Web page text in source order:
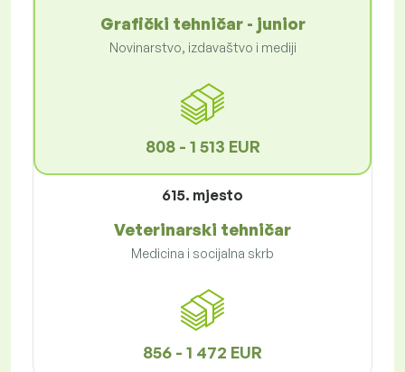
Grafički tehničar - junior
Novinarstvo, izdavaštvo i mediji
808 - 1 513 EUR
615. mjesto
Veterinarski tehničar
Medicina i socijalna skrb
856 - 1 472 EUR